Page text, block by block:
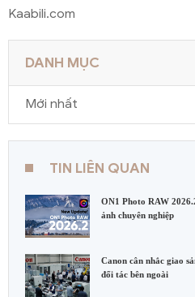
Kaabili.com
DANH MỤC
Mới nhất
TIN LIÊN QUAN
ON1 Photo RAW
ảnh chuyên nghiệp
Canon cân nhắc giao
đối tác bên ngoài